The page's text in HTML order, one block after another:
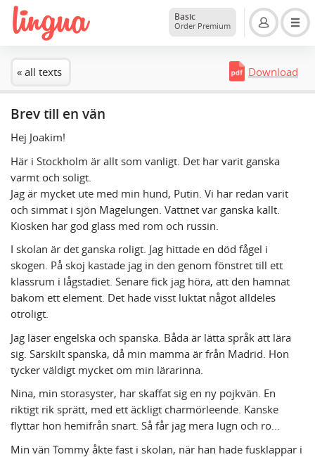
Basic
Order Premium
« all texts Download
Brev till en vän
Hej Joakim!
Här i Stockholm är allt som vanligt. Det har varit ganska
varmt och soligt.
Jag är mycket ute med min hund, Putin. Vi har redan varit
och simmat i sjön Magelungen. Vattnet var ganska kallt.
Kiosken har god glass med rom och russin.
I skolan är det ganska roligt. Jag hittade en död fågel i
skogen. På skoj kastade jag in den genom fönstret till ett
klassrum i lågstadiet. Senare fick jag höra, att den hamnat
bakom ett element. Det hade visst luktat något alldeles
otroligt.
Jag läser engelska och spanska. Båda är lätta språk att lära
sig. Särskilt spanska, då min mamma är från Madrid. Hon
tycker väldigt mycket om min lärarinna.
Nina, min storasyster, har skaffat sig en ny pojkvän. En
riktigt rik sprätt, med ett äckligt charmörleende. Kanske
flyttar hon hemifrån snart. Så får jag mera lugn och ro...
Min vän Tommy åkte fast i skolan, när han hade fusklappar i